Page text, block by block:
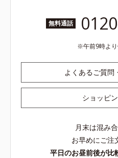
無料通話
午前9時よ
よくあるご質問
ショッピ
月末は混み
お早めにご注
平日のお昼前後が比